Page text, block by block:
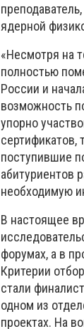
ядерной
«Несмотря на
полностью
России и
возможность
упорно
поступившие
абитуриентов
необходимую
В настоящее
форумах, а в
Критерии
стали
одном из
проектах. На